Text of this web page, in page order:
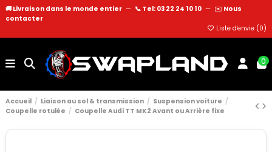
🚚 Livraison dans le monde entier — 📞 Tel: 03 22 24 10 10 — ✉️ Nous
contacter
Liste d'envie (0)
0
Accueil Liaison au sol & transmission
Suspension voiture
Coupelle rotulée
Coupelle Audi TT MK2 Avant ou Arrière fixe